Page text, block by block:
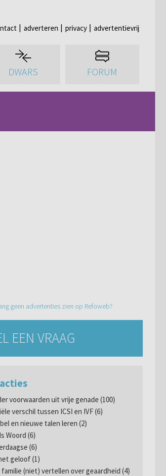
adverteren privacy advertentievrij
DWARS FORUM
geen advertenties zien op Refoweb?
EEN VRAAG
voorwaarden uit vrije genade (100)
verschil tussen ICSI en IVF (6)
en nieuwe talen leren (2)
Woord (6)
(6)
geloof (1)
(niet) vertellen over geaardheid (4)